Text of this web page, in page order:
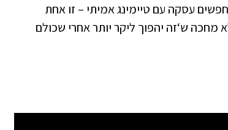
עסקה עם טיימינג אמיתי – זו אחת
ש‘זה יהפוך ליקר יותר אחרי שכולם